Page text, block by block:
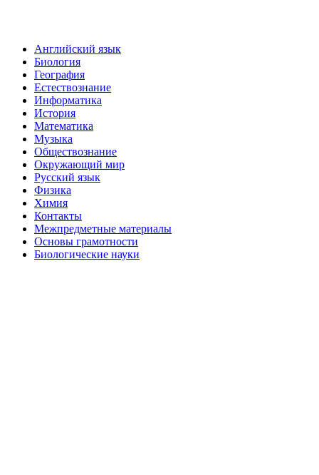
Английский язык
Биология
География
Естествознание
Информатика
История
Математика
Музыка
Обществознание
Окружающий мир
Русский язык
Физика
Химия
Контакты
Межпредметные материалы
Основы грамотности
Биологические науки